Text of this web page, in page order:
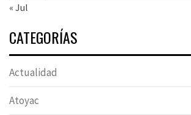
« Jul
CATEGORÍAS
Actualidad
Atoyac